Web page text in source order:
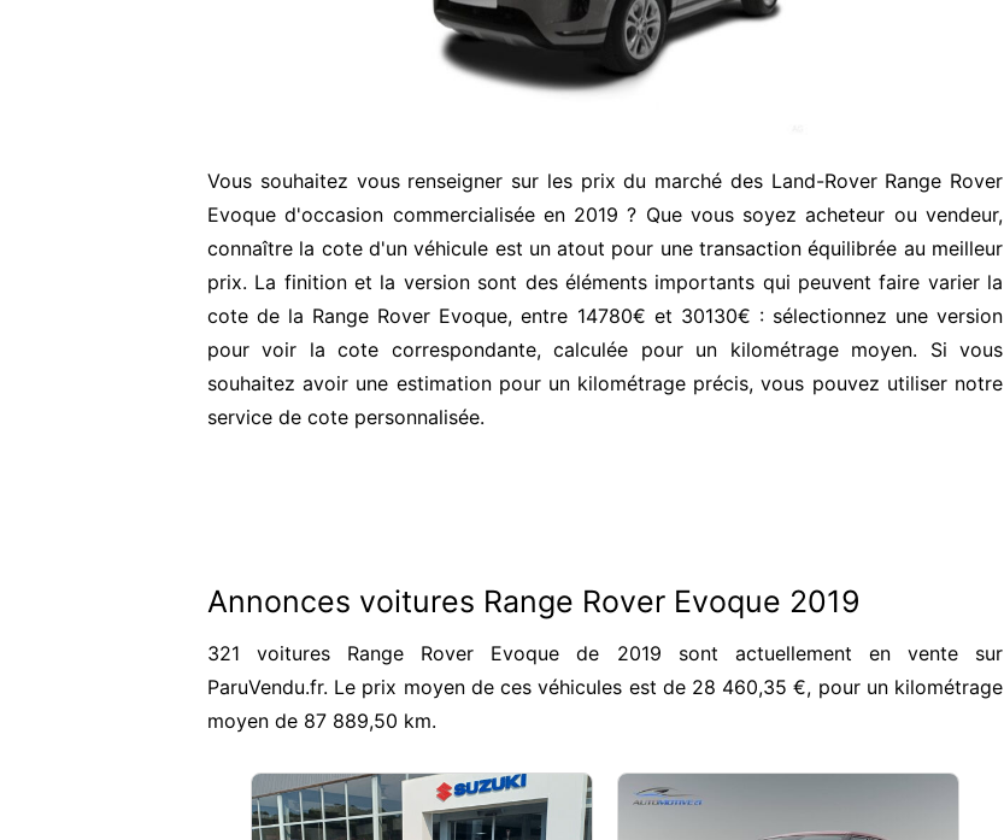
Vous souhaitez vous renseigner sur les prix du marché des Land-Rover Range Rover
Evoque d'occasion commercialisée en 2019 ? Que vous soyez acheteur ou vendeur,
connaître la cote d'un véhicule est un atout pour une transaction équilibrée au meilleur
prix. La finition et la version sont des éléments importants qui peuvent faire varier la
cote de la Range Rover Evoque, entre 14780€ et 30130€ : sélectionnez une version
pour voir la cote correspondante, calculée pour un kilométrage moyen. Si vous
souhaitez avoir une estimation pour un kilométrage précis, vous pouvez utiliser notre
service de cote personnalisée.
Annonces voitures Range Rover Evoque 2019
321 voitures Range Rover Evoque de 2019 sont actuellement en vente sur
ParuVendu.fr. Le prix moyen de ces véhicules est de 28 460,35 €, pour un kilométrage
moyen de 87 889,50 km.